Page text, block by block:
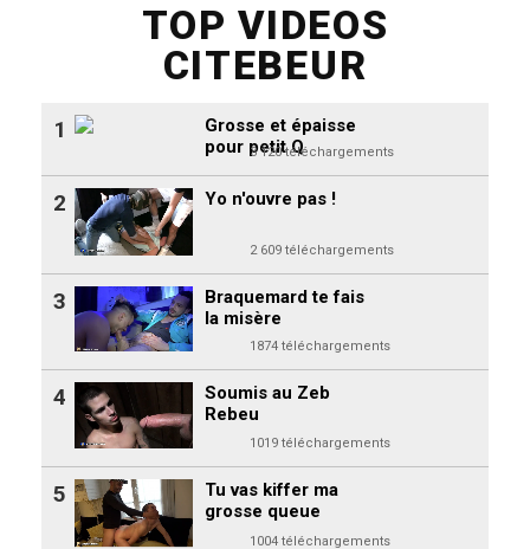
TOP VIDEOS
CITEBEUR
Grosse et épaisse
pour petit Q
3 120 téléchargements
1
Yo n'ouvre pas !
2 609 téléchargements
2
Braquemard te fais
la misère
1874 téléchargements
3
Soumis au Zeb
Rebeu
1019 téléchargements
4
Tu vas kiffer ma
grosse queue
1004 téléchargements
5